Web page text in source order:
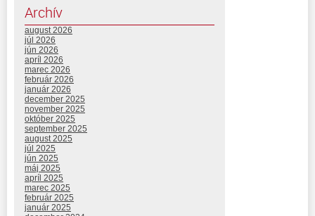
Archív
august 2026
júl 2026
jún 2026
apríl 2026
marec 2026
február 2026
január 2026
december 2025
november 2025
október 2025
september 2025
august 2025
júl 2025
jún 2025
máj 2025
apríl 2025
marec 2025
február 2025
január 2025